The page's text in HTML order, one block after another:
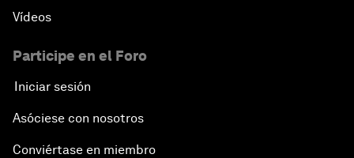
Vídeos
Participe en el Foro
Iniciar sesión
Asóciese con nosotros
Conviértase en miembro